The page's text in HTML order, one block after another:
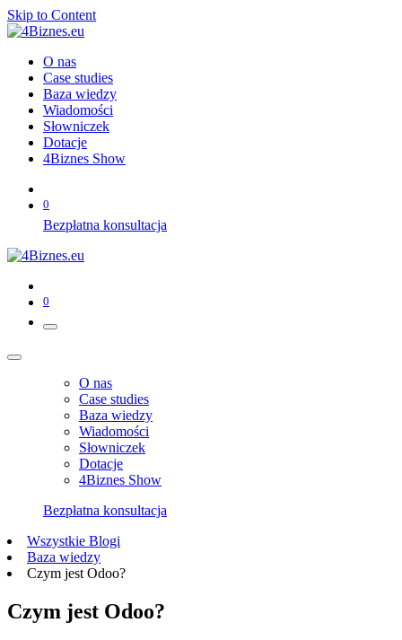
Skip to Content
O nas
Case studies
Baza wiedzy
Wiadomości
Słowniczek
Dotacje
4Biznes Show
0
Bezpłatna konsultacja
0
O nas
Case studies
Baza wiedzy
Wiadomości
Słowniczek
Dotacje
4Biznes Show
Bezpłatna konsultacja
Wszystkie Blogi
Baza wiedzy
Czym jest Odoo?
Czym jest Odoo?